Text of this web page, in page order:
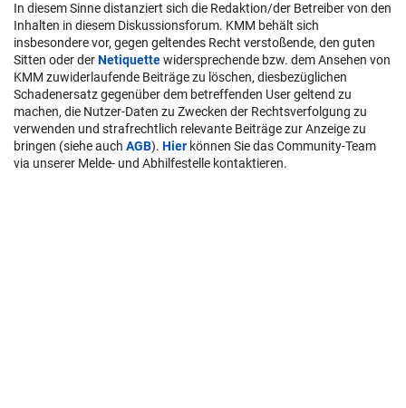
In diesem Sinne distanziert sich die Redaktion/der Betreiber von den
Inhalten in diesem Diskussionsforum. KMM behält sich
insbesondere vor, gegen geltendes Recht verstoßende, den guten
Sitten oder derNetiquettewidersprechende bzw. dem Ansehen von
KMM zuwiderlaufende Beiträge zu löschen, diesbezüglichen
Schadenersatz gegenüber dem betreffenden User geltend zu
machen, die Nutzer-Daten zu Zwecken der Rechtsverfolgung zu
verwenden und strafrechtlich relevante Beiträge zur Anzeige zu
bringen (siehe auch AGB). Hier können Sie das Community-Team
via unserer Melde- und Abhilfestelle kontaktieren.